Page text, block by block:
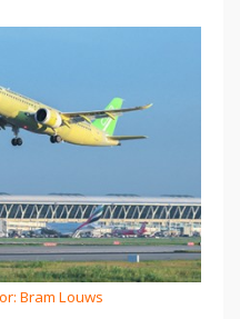
Bram Louws